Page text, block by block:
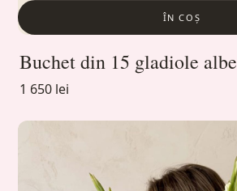
ÎN COȘ
Buchet din 15 gladiole albe
1 650 lei